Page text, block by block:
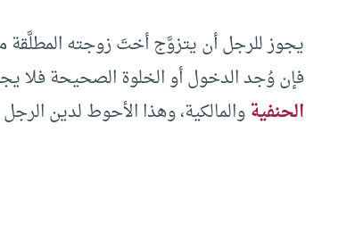
يجوز للرجل أن يتزوَّج أختَ زوجته
فإن وُجد الدخول أو الخلوة الصحيحة فلا
الحنفيةوالمالكية، وهذا الأحوط لدين الرجل